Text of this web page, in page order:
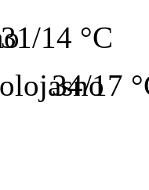
31/14 °C
34/17